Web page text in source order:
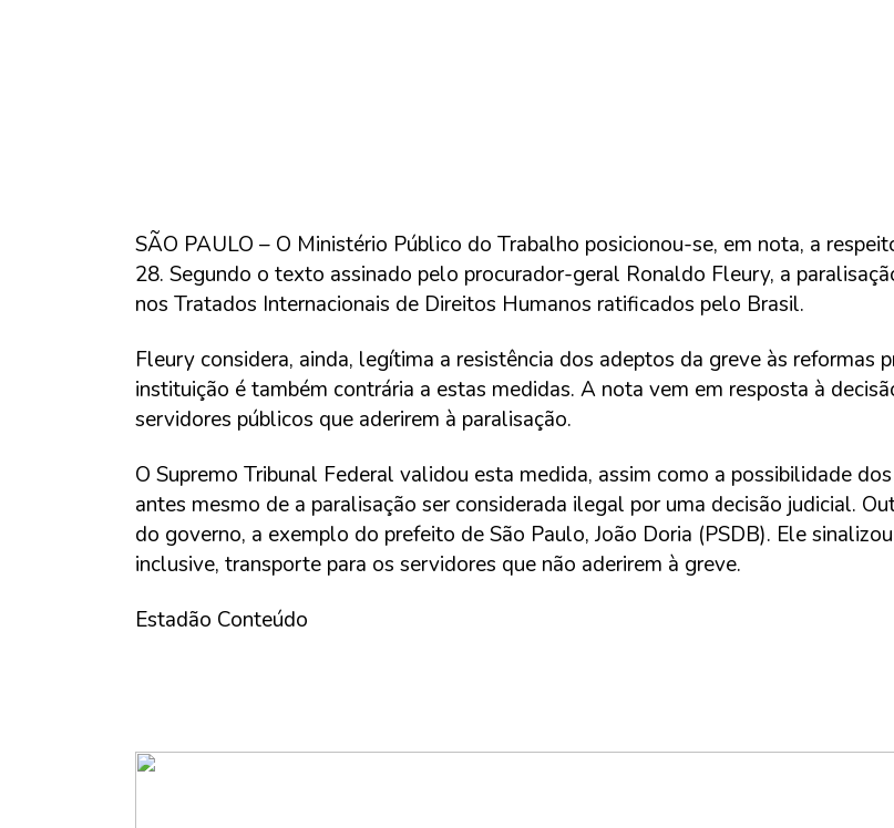
SÃO PAULO – O Ministério Público do Trabalho posicionou-se, em nota, a
28. Segundo o texto assinado pelo procurador-geral Ronaldo Fleury, a
nos Tratados Internacionais de Direitos Humanos ratificados pelo Brasil.
Fleury considera, ainda, legítima a resistência dos adeptos da greve às reformas
instituição é também contrária a estas medidas. A nota vem em resposta à
servidores públicos que aderirem à paralisação.
O Supremo Tribunal Federal validou esta medida, assim como a possibilidade
antes mesmo de a paralisação ser considerada ilegal por uma decisão judicial.
do governo, a exemplo do prefeito de São Paulo, João Doria (PSDB). Ele
inclusive, transporte para os servidores que não aderirem à greve.
Estadão Conteúdo